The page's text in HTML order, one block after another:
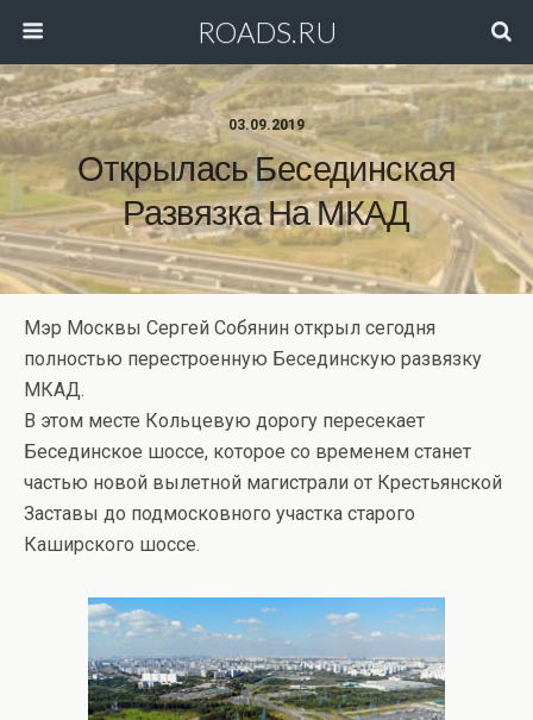
ROADS.RU
03.09.2019
Открылась Бесединская
Развязка На МКАД
Мэр Москвы Сергей Собянин открыл сегодня
полностью перестроенную Бесединскую развязку
МКАД.
В этом месте Кольцевую дорогу пересекает
Бесединское шоссе, которое со временем станет
частью новой вылетной магистрали от Крестьянской
Заставы до подмосковного участка старого
Каширского шоссе.